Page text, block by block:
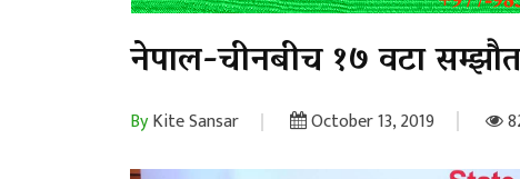
नेपाल-चीनबीच १७ वटा
ByKite Sansar October 13, 2019